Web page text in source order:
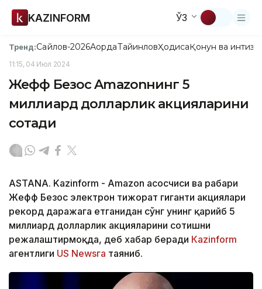
KAZINFORM ЎЗ
Тренд:Сайлов-2026АқордаТайинловҲодисаҚонун ва
11:15, 04 Июл 2024
Жефф Безос Amazonнинг 5
миллиард долларлик акцияларини
сотади
ASTANA. Kazinform - Amazon асосчиси ва раҳбари
Жефф Безос электрон тижорат гиганти акциялари
рекорд даражага етганидан сўнг унинг қарийб 5
миллиард долларлик акцияларини сотишни
режалаштирмоқда, деб хабар беради Кazinform
агентлиги US Newsга таяниб.